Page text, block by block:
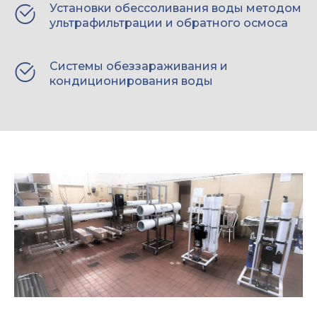
Установки обессоливания воды методом
ультрафильтрации и обратного осмоса
Системы обеззараживания и
кондиционирования воды